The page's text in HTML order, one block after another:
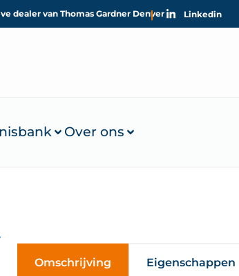
dealer van Thomas Gardner Denver Linkedin
Over ons
Omschrijving Eigenschappen